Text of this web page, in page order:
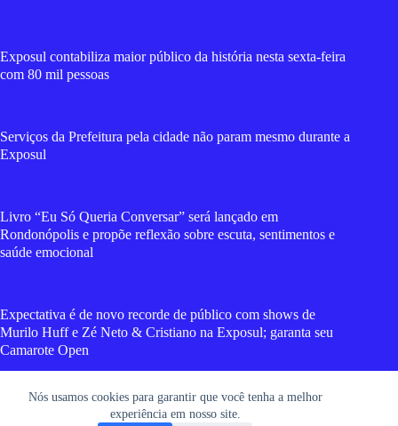
Nós usamos cookies para garantir que você tenha a melhor
experiência em nosso site.
Exposul contabiliza maior público da história nesta sexta-feira
com 80 mil pessoas
Serviços da Prefeitura pela cidade não param mesmo durante a
Exposul
Livro “Eu Só Queria Conversar” será lançado em
Rondonópolis e propõe reflexão sobre escuta, sentimentos e
saúde emocional
Expectativa é de novo recorde de público com shows de
Murilo Huff e Zé Neto & Cristiano na Exposul; garanta seu
Camarote Open
Vídeos mostram forte incêndio que destruiu cavalo mecânico